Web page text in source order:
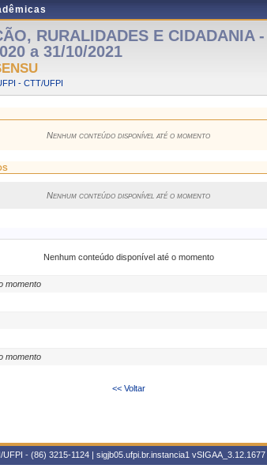
RURALIDADES E CIDADANIA -
a 31/10/2021
- CTT/UFPI
Nenhum conteúdo disponível até o momento
Nenhum conteúdo disponível até o momento
Nenhum conteúdo disponível até o momento
momento
momento
<< Voltar
- (86) 3215-1124 | sigjb05.ufpi.br.instancia1 vSIGAA_3.12.1677